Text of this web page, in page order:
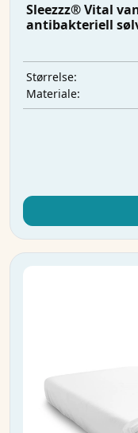
Sleezzz® Vital
antibakteriell
Størrelse:
Materiale: